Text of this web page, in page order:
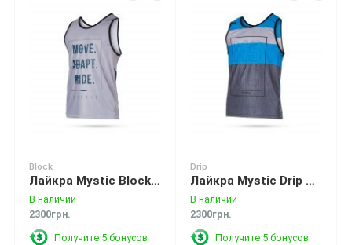
Block
Лайкра Mystic Block Tanktop Quickdry Steel Grey
В наличии
2300грн.
Получите 5 бонусов
Drip
Лайкра Mystic Drip Tanktop Quickdry Blue
В наличии
2300грн.
Получите 5 бонусов